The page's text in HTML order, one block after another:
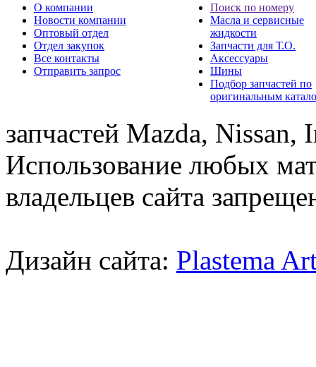
О компании
Новости компании
Оптовый отдел
Отдел закупок
Все контакты
Отправить запрос
Поиск по номеру
Масла и сервисные
жидкости
Запчасти для Т.О.
Аксессуары
Шины
Подбор запчастей по
оригинальным
запчастей Mazda,
Использование любых
владельцев сайта
Дизайн сайта: Plastema